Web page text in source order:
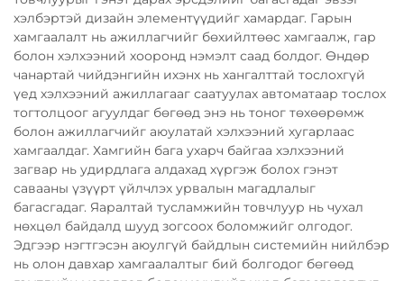
хэлбэртэй дизайн элементүүдийг хамардаг. Гарын
хамгаалалт нь ажиллагчийг бөхийлтөөс хамгаалж, гар
болон хэлхээний хооронд нэмэлт саад болдог. Өндөр
чанартай чийдэнгийн ихэнх нь хангалттай тослохгүй
үед хэлхээний ажиллагааг саатуулах автоматаар тослох
тогтолцоог агуулдаг бөгөөд энэ нь тоног төхөөрөмж
болон ажиллагчийг аюулатай хэлхээний хугарлаас
хамгаалдаг. Хамгийн бага ухарч байгаа хэлхээний
загвар нь удирдлага алдахад хүргэж болох гэнэт
савааны үзүүрт үйлчлэх урвалын магадлалыг
багасгадаг. Яаралтай тусламжийн товчлуур нь чухал
нөхцөл байдалд шууд зогсоох боломжийг олгодог.
Эдгээр нэгтгэсэн аюулгүй байдлын системийн нийлбэр
нь олон давхар хамгаалалтыг бий болгодог бөгөөд